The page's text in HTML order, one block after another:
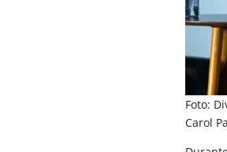
Foto:
Carol